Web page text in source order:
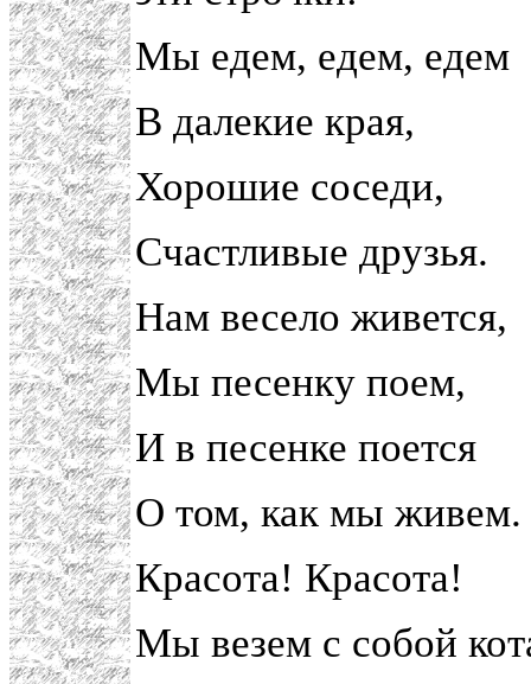
Мы едем, едем, едем
В далекие края,
Хорошие соседи,
Счастливые друзья.
Нам весело живется,
Мы песенку поем,
И в песенке поется
О том, как мы живем.
Красота! Красота!
Мы везем с собой